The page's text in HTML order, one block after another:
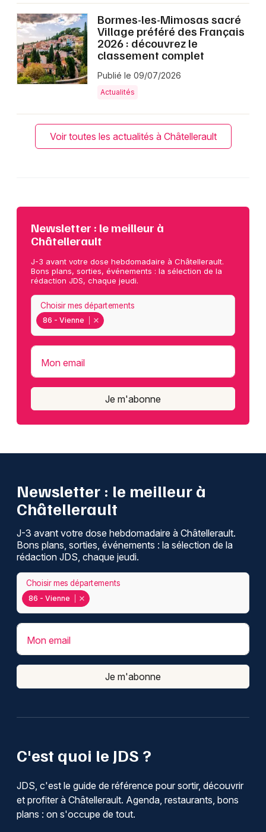
Bormes-les-Mimosas sacré
Village préféré des Français
2026 : découvrez le
classement complet
Publié le 09/07/2026
Actualités
Voir toutes les actualités à Châtellerault
Newsletter : le meilleur à
Châtellerault
J-3 avant votre dose hebdomadaire à Châtellerault.
Bons plans, sorties, événements : la sélection de la
rédaction JDS, chaque jeudi.
86 - Vienne
Choisir mes départements
Mon email
Je m'abonne
C'est quoi le JDS ?
JDS, c'est le guide de référence pour sortir, découvrir
et profiter à Châtellerault. Agenda, restaurants, bons
plans : on s'occupe de tout.
Newsletter : le meilleur à
Châtellerault
J-3 avant votre dose hebdomadaire à Châtellerault.
Bons plans, sorties, événements : la sélection de la
rédaction JDS, chaque jeudi.
86 - Vienne
Choisir mes départements
Mon email
Je m'abonne